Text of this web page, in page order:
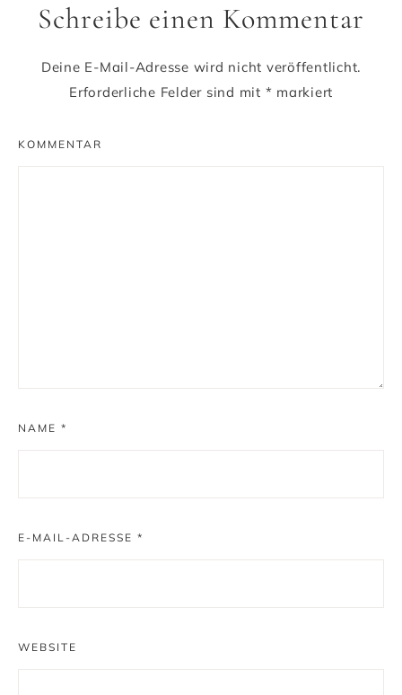
Schreibe einen Kommentar
Deine E-Mail-Adresse wird nicht veröffentlicht.
Erforderliche Felder sind mit * markiert
KOMMENTAR
NAME *
E-MAIL-ADRESSE *
WEBSITE